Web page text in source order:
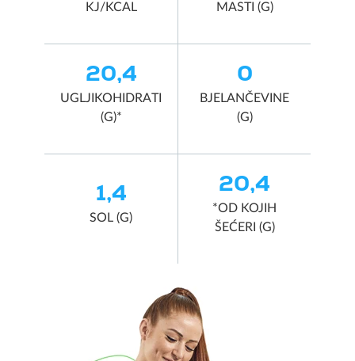
KJ/KCAL
MASTI (G)
20,4
UGLJIKOHIDRATI
(G)*
0
BJELANČEVINE
(G)
1,4
SOL (G)
20,4
*OD KOJIH
ŠEĆERI (G)